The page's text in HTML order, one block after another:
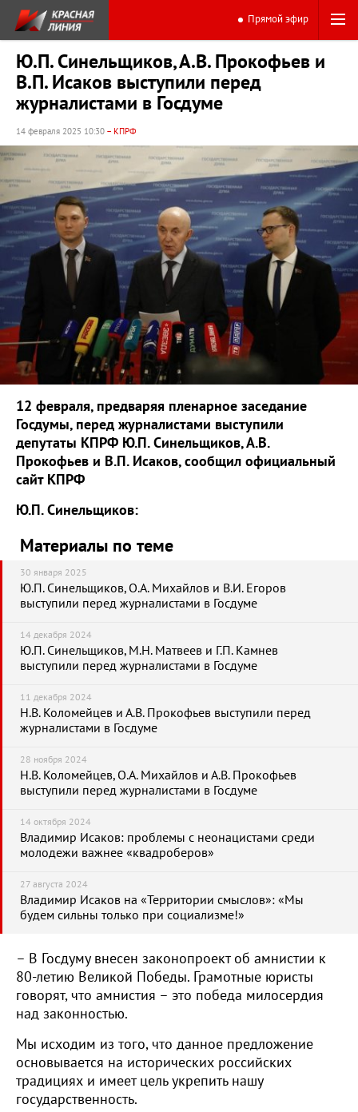
Прямой эфир
Ю.П. Синельщиков, А.В. Прокофьев и
В.П. Исаков выступили перед
журналистами в Госдуме
14 февраля 2025 10:30 – КПРФ
12 февраля, предваряя пленарное заседание
Госдумы, перед журналистами выступили
депутаты КПРФ Ю.П. Синельщиков, А.В.
Прокофьев и В.П. Исаков, сообщил официальный
сайт КПРФ
Ю.П. Синельщиков:
Материалы по теме
30 января 2025
Ю.П. Синельщиков, О.А. Михайлов и В.И. Егоров
выступили перед журналистами в Госдуме
14 декабря 2024
Ю.П. Синельщиков, М.Н. Матвеев и Г.П. Камнев
выступили перед журналистами в Госдуме
11 декабря 2024
Н.В. Коломейцев и А.В. Прокофьев выступили перед
журналистами в Госдуме
28 ноября 2024
Н.В. Коломейцев, О.А. Михайлов и А.В. Прокофьев
выступили перед журналистами в Госдуме
14 октября 2024
Владимир Исаков: проблемы с неонацистами среди
молодежи важнее «квадроберов»
27 августа 2024
Владимир Исаков на «Территории смыслов»: «Мы
будем сильны только при социализме!»
– В Госдуму внесен законопроект об амнистии к
80-летию Великой Победы. Грамотные юристы
говорят, что амнистия – это победа милосердия
над законностью.
Мы исходим из того, что данное предложение
основывается на исторических российских
традициях и имеет цель укрепить нашу
государственность.